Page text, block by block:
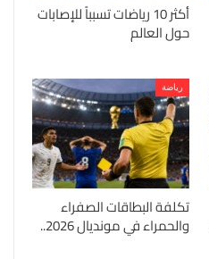
أكثر 10 رياضات تسبباً للإصابات
حول العالم
رياضة
تكلفة البطاقات الصفراء
والحمراء في مونديال 2026..